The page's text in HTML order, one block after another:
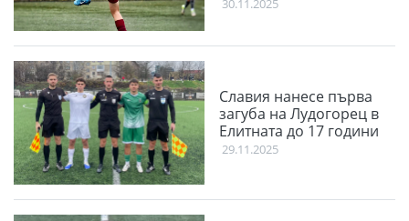
30.11.2025
Славия нанесе първа
загуба на Лудогорец в
Елитната до 17 години
29.11.2025